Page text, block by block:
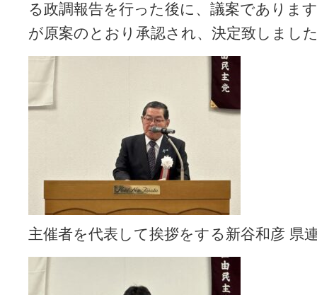
る政調報告を行った後に、議案でありま
が原案のとおり承認され、決定致しまし
主催者を代表して挨拶をする新谷和彦 県